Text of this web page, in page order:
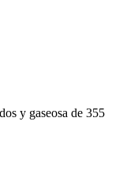
y gaseosa de 355